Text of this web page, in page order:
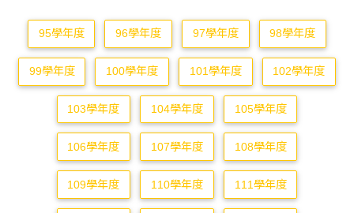
95學年度 96學年度 97學年度 98學年度
99學年度 100學年度 101學年度 102學年度
103學年度 104學年度 105學年度
106學年度 107學年度 108學年度
109學年度 110學年度 111學年度